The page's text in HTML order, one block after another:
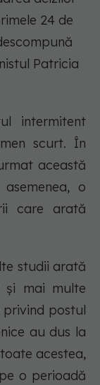
24 de
Patricia
intermitent
scurt. În
această
o
care arată
studii arată
și mai multe
privind postul
au dus la
acestea,
o perioadă